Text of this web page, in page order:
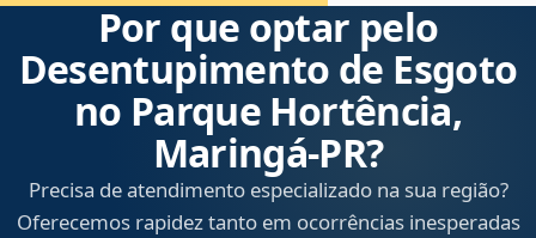
Por que optar pelo
Desentupimento de Esgoto
no Parque Hortência,
Maringá‑PR?
Precisa de atendimento especializado na sua região?
Oferecemos rapidez tanto em ocorrências inesperadas